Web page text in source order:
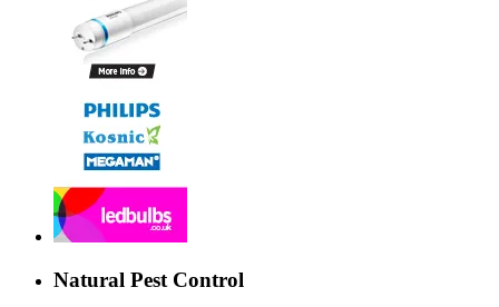
Natural Pest Control